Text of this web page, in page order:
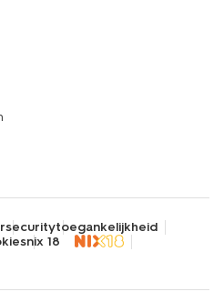
securitytoegankelijkheid
nix 18